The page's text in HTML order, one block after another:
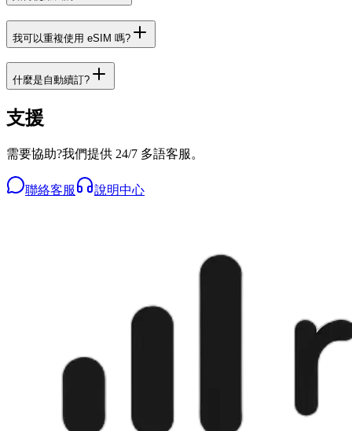
我可以重複使用 eSIM 嗎?
什麼是自動續訂?
支援
需要協助?我們提供 24/7 多語客服。
聯絡客服 說明中心